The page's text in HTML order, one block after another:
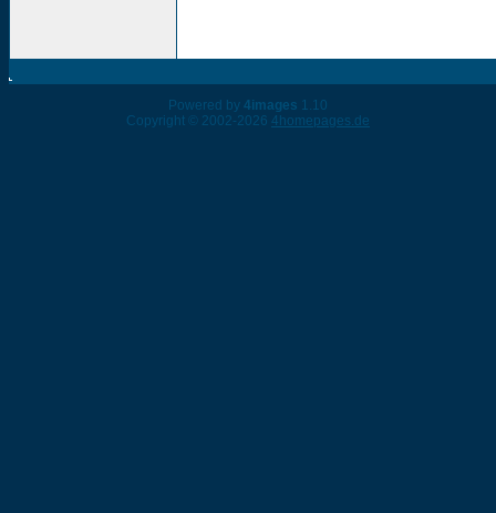
Powered by 4images 1.10
Copyright © 2002-2026 4homepages.de